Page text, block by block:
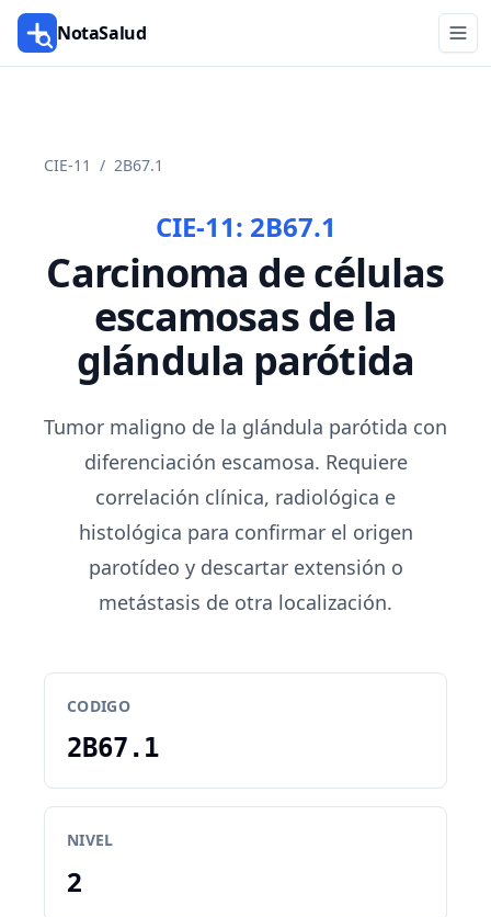
NotaSalud
CIE-11 / 2B67.1
CIE-11: 2B67.1
Carcinoma de células
escamosas de la
glándula parótida
Tumor maligno de la glándula parótida con
diferenciación escamosa. Requiere
correlación clínica, radiológica e
histológica para confirmar el origen
parotídeo y descartar extensión o
metástasis de otra localización.
CODIGO
2B67.1
NIVEL
2